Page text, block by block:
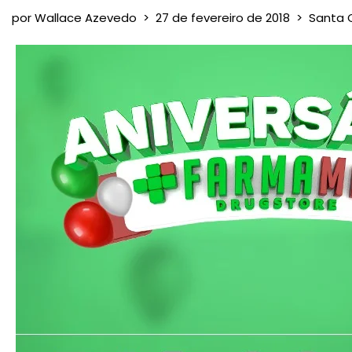
porWallace Azevedo 27 de fevereiro de 2018 Santa